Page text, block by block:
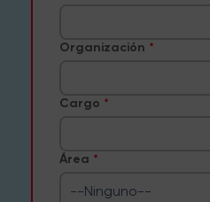
Organización
Cargo
Área
--Ninguno--